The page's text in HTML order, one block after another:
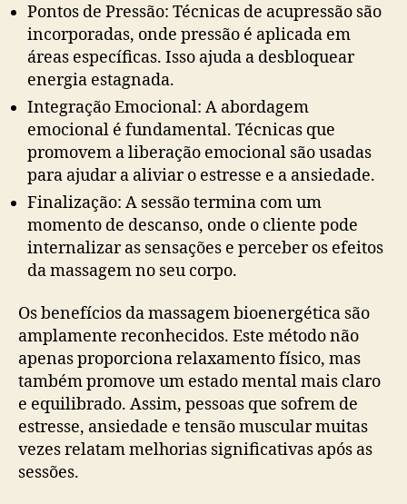
Pontos de Pressão: Técnicas de acupressão são
incorporadas, onde pressão é aplicada em
áreas específicas. Isso ajuda a desbloquear
energia estagnada.
Integração Emocional: A abordagem
emocional é fundamental. Técnicas que
promovem a liberação emocional são usadas
para ajudar a aliviar o estresse e a ansiedade.
Finalização: A sessão termina com um
momento de descanso, onde o cliente pode
internalizar as sensações e perceber os efeitos
da massagem no seu corpo.
Os benefícios da massagem bioenergética são
amplamente reconhecidos. Este método não
apenas proporciona relaxamento físico, mas
também promove um estado mental mais claro
e equilibrado. Assim, pessoas que sofrem de
estresse, ansiedade e tensão muscular muitas
vezes relatam melhorias significativas após as
sessões.